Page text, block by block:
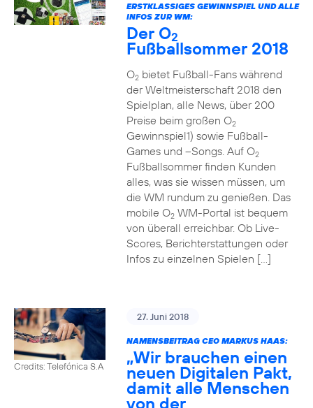
ERSTKLASSIGES GEWINNSPIEL UND ALLE
INFOS ZUR WM:
Der O2
Fußballsommer 2018
O2bietet Fußball-Fans während
der Weltmeisterschaft 2018 den
Spielplan, alle News, über 200
Preise beim großen O2
Gewinnspiel1) sowie Fußball-
Games und –Songs. Auf O2
Fußballsommer finden Kunden
alles, was sie wissen müssen, um
die WM rundum zu genießen. Das
mobile O2WM-Portal ist bequem
von überall erreichbar. Ob Live-
Scores, Berichterstattungen oder
Infos zu einzelnen Spielen […]
Credits: Telefónica S.A
27. Juni 2018
NAMENSBEITRAG CEO MARKUS HAAS:
„Wir brauchen einen
neuen Digitalen Pakt,
damit alle Menschen
von der